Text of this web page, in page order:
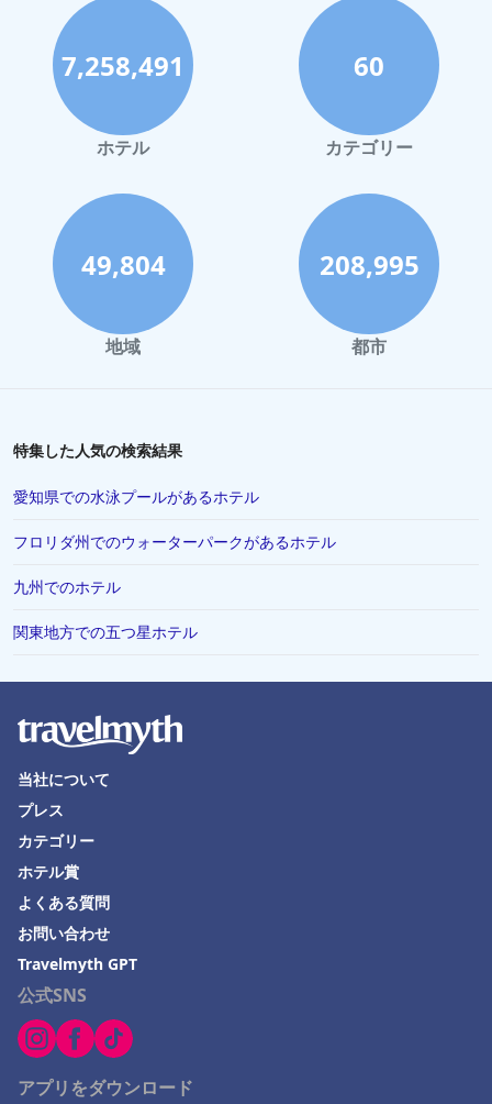
宮古島でのホテル
函館市でのホテル
ハワイイでのホテル
鎌倉市でのホテル
御殿場市でのホテル
日光市でのホテル
帯広市でのホテル
別府市でのホテル
富良野市でのホテル
Hanedaでのホテル
八丈町でのホテル
滋賀県でのホテル
大洗町でのホテル
下田市でのホテル
岡崎市でのホテル
飛騨市でのホテル
長浜市でのホテル
高千穂町でのホテル
延岡市でのホテル
鳴門市でのホテル
山口県でのホテル
7,258,491
ホテル
60
カテゴリー
49,804
地域
208,995
都市
特集した人気の検索結果
愛知県での水泳プールがあるホテル
フロリダ州でのウォーターパークがあるホテル
九州でのホテル
関東地方での五つ星ホテル
公式SNS
アプリをダウンロード
当社について
プレス
カテゴリー
ホテル賞
よくある質問
お問い合わせ
Travelmyth GPT